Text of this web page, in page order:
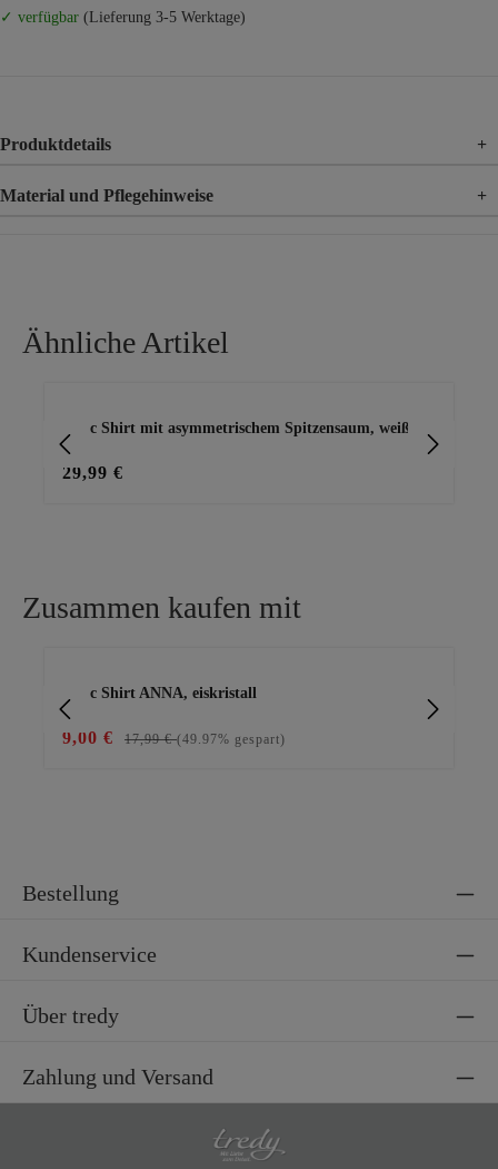
✓ verfügbar (Lieferung 3-5 Werktage)
Produktdetails +
Material und Pflegehinweise +
Ähnliche Artikel
Basic Shirt mit asymmetrischem Spitzensaum, weiß
29,99 €
Zusammen kaufen mit
Basic Shirt ANNA, eiskristall
9,00 € 17,99 €(49.97% gespart)
Bestellung
Kundenservice
Über tredy
Zahlung und Versand